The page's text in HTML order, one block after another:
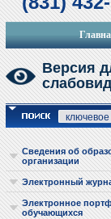
Версия
Сведения об
организации
Электронный
Электронное
обучающихся